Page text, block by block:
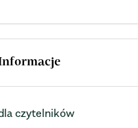
czytelników